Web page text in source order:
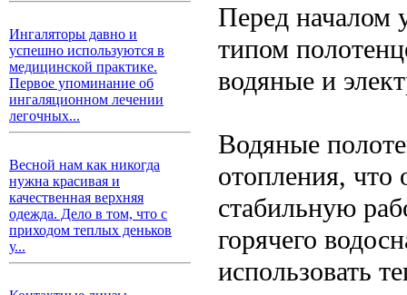
Ингаляторы давно и
успешно используются в
медицинской практике.
Первое упоминание об
ингаляционном лечении
легочных...
Весной нам как никогда
нужна красивая и
качественная верхняя
одежда. Дело в том, что с
приходом теплых деньков
у...
Перед началом
типом
водяные и
Водяные
отопления, что
стабильную
горячего
использовать